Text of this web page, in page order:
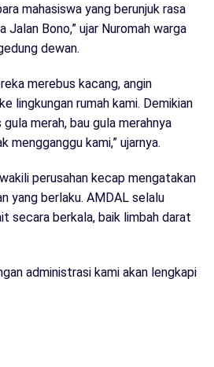
mahasiswa yang berunjuk rasa
Jalan Bono,” ujar Nuromah warga
dewan.
merebus kacang, angin
lingkungan rumah kami. Demikian
merah, bau gula merahnya
mengganggu kami,” ujarnya.
perusahan kecap mengatakan
yang berlaku. AMDAL selalu
secara berkala, baik limbah darat
administrasi kami akan lengkapi